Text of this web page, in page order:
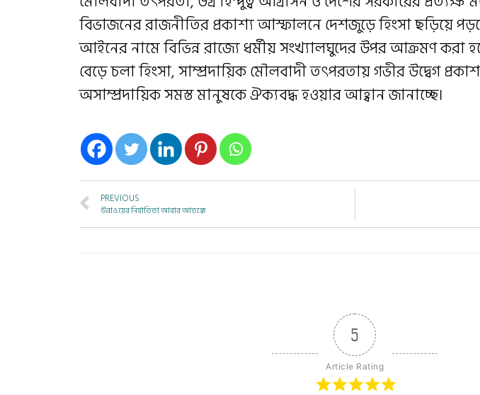
বিভাজনের রাজনীতির প্রকাশ্য আস্ফালনে দেশজুড়ে হিংসা ছড়িয়ে
আইনের নামে বিভিন্ন রাজ্যে ধর্মীয় সংখ্যালঘুদের উপর আক্রমণ করা
বেড়ে চলা হিংসা, সাম্প্রদায়িক মৌলবাদী তৎপরতায় গভীর উদ্বেগ
অসাম্প্রদায়িক সমস্ত মানুষকে ঐক্যবদ্ধ হওয়ার আহ্বান জানাচ্ছে।
PREVIOUS
উন্নাওয়ের নির্যাতিতা আবার আতঙ্কে
5
Article Rating